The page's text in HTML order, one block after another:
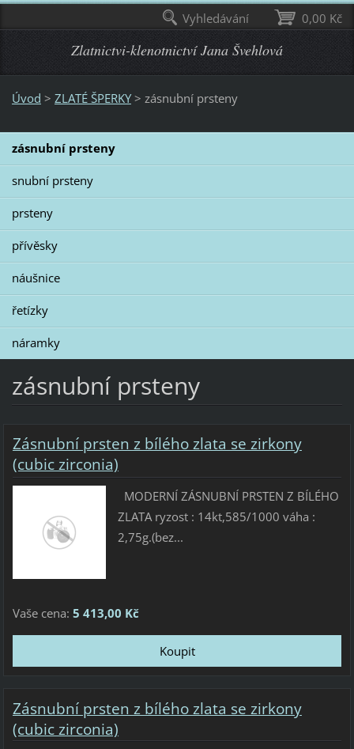
Zlatnictvi-klenotnictví Jana Švehlová
Úvod > ZLATÉ ŠPERKY > zásnubní prsteny
zásnubní prsteny
snubní prsteny
prsteny
přívěsky
náušnice
řetízky
náramky
zásnubní prsteny
Zásnubní prsten z bílého zlata se zirkony
(cubic zirconia)
MODERNÍ ZÁSNUBNÍ PRSTEN Z BÍLÉHO
ZLATA ryzost : 14kt,585/1000 váha :
2,75g.(bez...
Vaše cena: 5 413,00 Kč
Zásnubní prsten z bílého zlata se zirkony
(cubic zirconia)
0,00 Kč
Vyhledávání